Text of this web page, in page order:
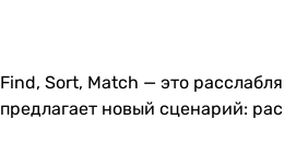
Find, Sort, Match — это
предлагает новый сценарий: